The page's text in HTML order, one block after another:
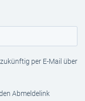
per E-Mail über
Abmeldelink